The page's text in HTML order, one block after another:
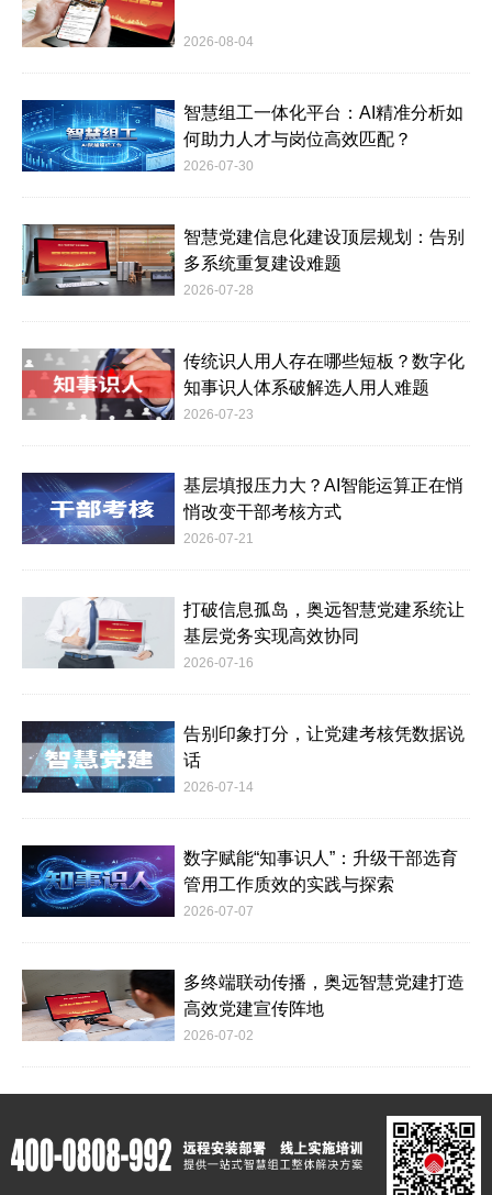
2026-08-04
智慧组工一体化平台：AI精准分析如
何助力人才与岗位高效匹配？
2026-07-30
智慧党建信息化建设顶层规划：告别
多系统重复建设难题
2026-07-28
传统识人用人存在哪些短板？数字化
知事识人体系破解选人用人难题
2026-07-23
基层填报压力大？AI智能运算正在悄
悄改变干部考核方式
2026-07-21
打破信息孤岛，奥远智慧党建系统让
基层党务实现高效协同
2026-07-16
告别印象打分，让党建考核凭数据说
话
2026-07-14
数字赋能“知事识人”：升级干部选育
管用工作质效的实践与探索
2026-07-07
多终端联动传播，奥远智慧党建打造
高效党建宣传阵地
2026-07-02